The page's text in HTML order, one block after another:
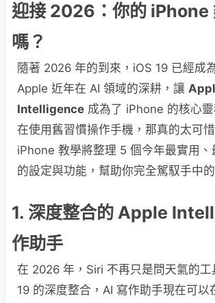
迎接 2026：你的 iPhone
嗎？
隨著 2026 年的到來，iOS 19 已經成
Apple 近年在 AI 領域的深耕，讓
Intelligence 成為了 iPhone 的核心
在使用舊習慣操作手機，那真的太可
iPhone 教學將整理 5 個今年最實用、
的設定與功能，幫助你完全駕馭手中的
1. 深度整合的 Apple
作助手
在 2026 年，Siri 不再只是問天氣的工
19 的深度整合，AI 寫作助手現在可以